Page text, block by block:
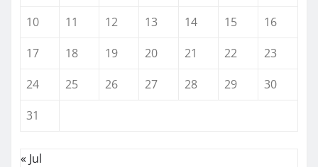
10
11 12 13 14 15
16
17
18 19 20 21 22
23
24
25 26 27 28 29
30
31
« Jul